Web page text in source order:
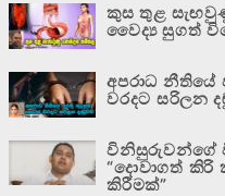
කුස තුළ
වෛද්‍ය සුගත්
අපරාධ නීතියේ
වරදට සරිලන
විනිසුරුවන්ගේ
“දොවාගත්
කිරීමක්”